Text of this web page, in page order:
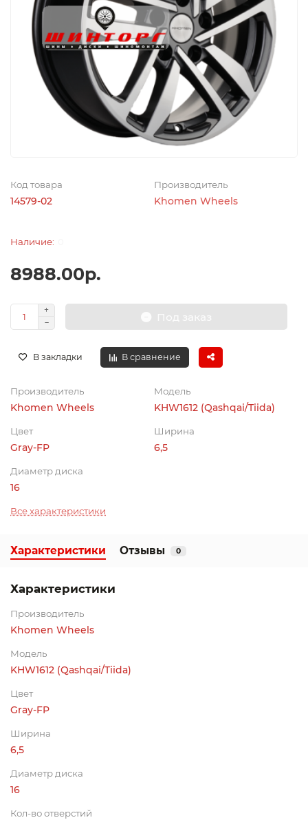
Код товара
14579-02
Производитель
Khomen Wheels
8988.00р.
В закладки В сравнение
Производитель
Khomen Wheels
Модель
KHW1612 (Qashqai/Tiida)
Цвет
Gray-FP
Ширина
6,5
Диаметр диска
16
Все характеристики
Характеристики Отзывы 0
Характеристики
Производитель
Khomen Wheels
Модель
KHW1612 (Qashqai/Tiida)
Цвет
Gray-FP
Ширина
6,5
Диаметр диска
16
Кол-во отверстий